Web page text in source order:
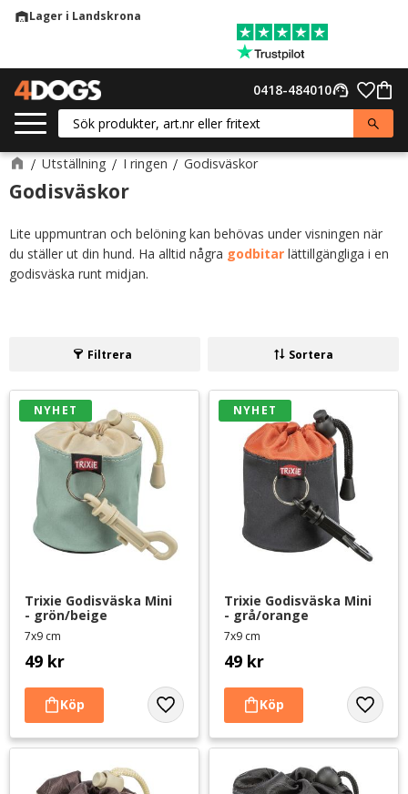
warehouseLager i Landskrona
support_agent
0418-484010
Utställning I ringen Godisväskor
Godisväskor
Lite uppmuntran och belöning kan behövas under visningen när
du ställer ut din hund. Ha alltid några godbitar lättillgängliga i en
godisväska runt midjan.
Filtrera Sortera
Trixie Godisväska Mini
- grön/beige
7x9 cm
49 kr
NYHET
Lägg till i favoriter
Trixie Godisväska Mini
- grå/orange
7x9 cm
49 kr
NYHET
Lägg